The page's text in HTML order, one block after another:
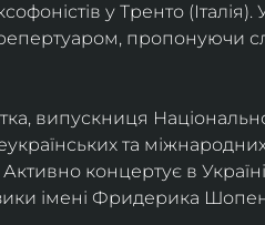
у Тренто
пропонуючи
випускниця
та
концертує в
імені Фридерика